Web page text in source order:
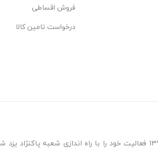
فروش اقساطی
درخواست تامین کالا
فروشگاه پالادیوم از سال 1397 فعالیت خود را با راه